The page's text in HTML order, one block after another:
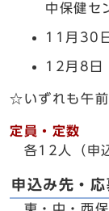
中保健セ
11月30
12月8日
☆いずれも午
定員・定数
各12人（申
申込み先・